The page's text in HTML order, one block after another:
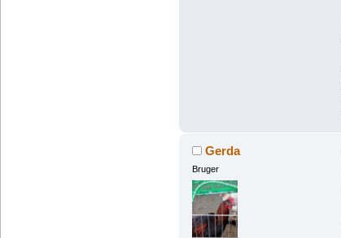
Gerda
Bruger